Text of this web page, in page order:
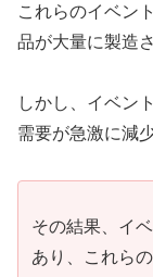
これらのイベン
品が大量に製造
しかし、イベン
需要が急激に減
その結果、イ
あり、これら